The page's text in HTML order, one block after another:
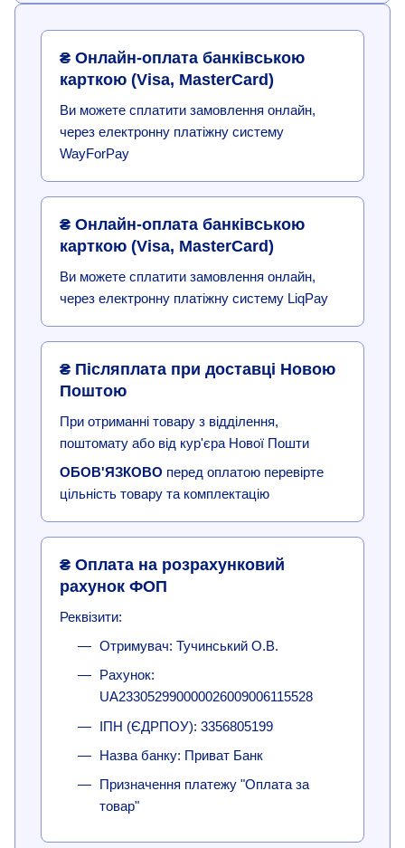
₴ Онлайн-оплата банківською
карткою (Visa, MasterCard)
Ви можете сплатити замовлення онлайн,
через електронну платіжну систему
WayForPay
₴ Онлайн-оплата банківською
карткою (Visa, MasterCard)
Ви можете сплатити замовлення онлайн,
через електронну платіжну систему LiqPay
₴ Післяплата при доставці Новою
Поштою
При отриманні товару з відділення,
поштомату або від кур'єра Нової Пошти
ОБОВ'ЯЗКОВО перед оплатою перевірте
цільність товару та комплектацію
₴ Оплата на розрахунковий
рахунок ФОП
Реквізити:
Отримувач: Тучинський О.В.
Рахунок:
UA233052990000026009006115528
ІПН (ЄДРПОУ): 3356805199
Назва банку: Приват Банк
Призначення платежу "Оплата за
товар"